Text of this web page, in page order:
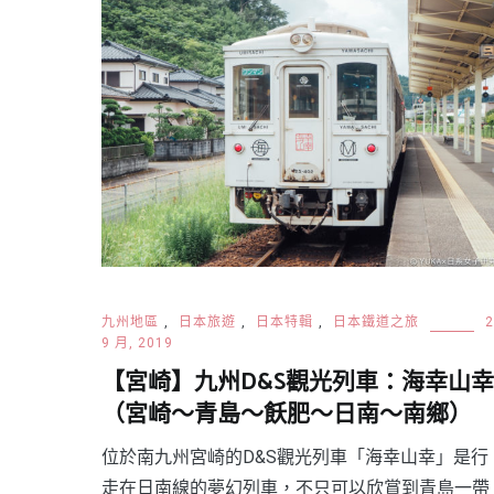
九州地區 日本旅遊 日本特輯 日本鐵道之旅
9 月, 2019
【宮崎】九州D&S觀光列車：海幸山幸
（宮崎～青島～飫肥～日南～南鄉）
位於南九州宮崎的D&S觀光列車「海幸山幸」是行
走在日南線的夢幻列車，不只可以欣賞到青島一帶